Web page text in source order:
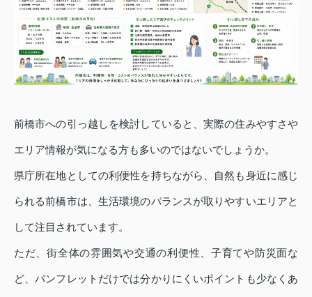
前橋市への引っ越しを検討していると、実際の住みやすさや
エリア情報が気になる方も多いのではないでしょうか。
県庁所在地としての利便性を持ちながら、自然も身近に感じ
られる前橋市は、生活環境のバランスが取りやすいエリアと
して注目されています。
ただ、街全体の雰囲気や交通の利便性、子育てや防災面な
ど、パンフレットだけでは分かりにくいポイントも少なくあ